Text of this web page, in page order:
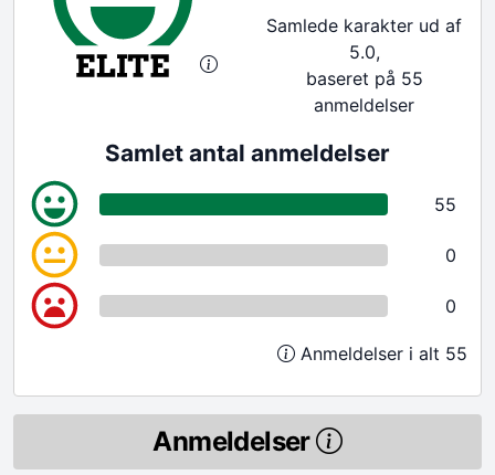
Samlede karakter ud af
5.0,
baseret på 55
anmeldelser
Samlet antal anmeldelser
55
0
0
Anmeldelser i alt 55
Anmeldelser